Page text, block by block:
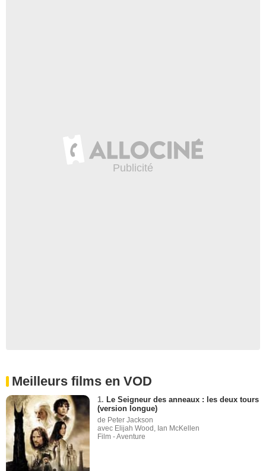
Meilleurs films en VOD
1. Le Seigneur des anneaux : les deux tours
(version longue)
de Peter Jackson
avec Elijah Wood, Ian McKellen
Film - Aventure